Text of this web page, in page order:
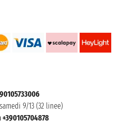
9/13 (32 linee)